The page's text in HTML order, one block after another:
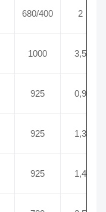
680/400 2
1000 3,5
925 0,9
925 1,3
925 1,4